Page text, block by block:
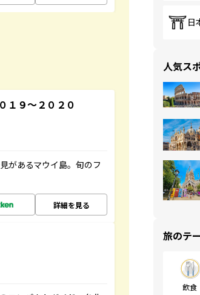
９～２０２０
があるマウイ島。旬のフ
詳細を見る
日
人気ス
旅のテ
飲食